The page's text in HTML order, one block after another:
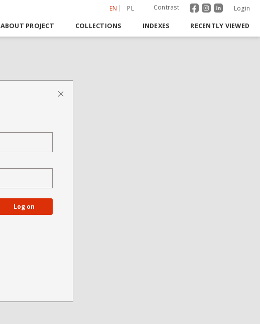
EN PL Contrast Login
ABOUT PROJECT COLLECTIONS INDEXES RECENTLY VIEWED
Log on